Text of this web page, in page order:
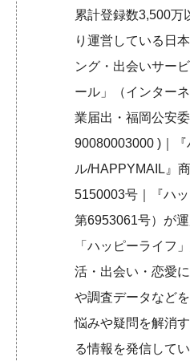
累計登録数3,500万
り運営している日
ング・出会いサー
ール」（インター
業届出・福岡公安
90080003000 )｜
ル/HAPPYMAIL』
5150003号｜『ハ
第6953061号）が
「ハッピーライフ
活・出会い・恋愛
や調査データなど
悩みや疑問を解消
る情報を発信し